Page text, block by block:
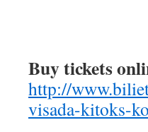
Buy tickets
http://
visada-kitoks-